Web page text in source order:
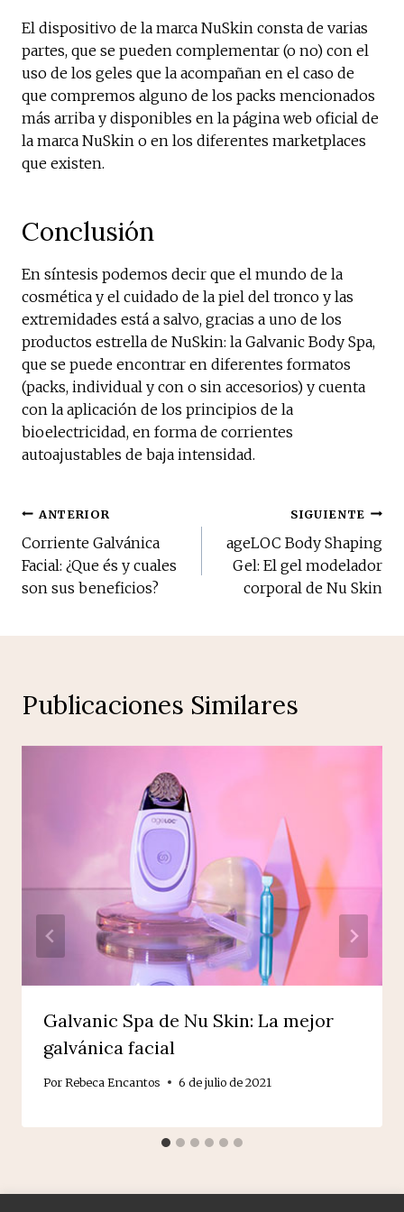
El dispositivo de la marca NuSkin consta de varias
partes, que se pueden complementar (o no) con el
uso de los geles que la acompañan en el caso de
que compremos alguno de los packs mencionados
más arriba y disponibles en la página web oficial de
la marca NuSkin o en los diferentes marketplaces
que existen.
Conclusión
En síntesis podemos decir que el mundo de la
cosmética y el cuidado de la piel del tronco y las
extremidades está a salvo, gracias a uno de los
productos estrella de NuSkin: la Galvanic Body Spa,
que se puede encontrar en diferentes formatos
(packs, individual y con o sin accesorios) y cuenta
con la aplicación de los principios de la
bioelectricidad, en forma de corrientes
autoajustables de baja intensidad.
Navegación
de
entradas
ANTERIOR
Corriente Galvánica
Facial: ¿Que és y cuales
son sus beneficios?
SIGUIENTE
ageLOC Body Shaping
Gel: El gel modelador
corporal de Nu Skin
Publicaciones Similares
Galvanic Spa de Nu Skin: La mejor
galvánica facial
PorRebeca Encantos 6 de julio de 2021